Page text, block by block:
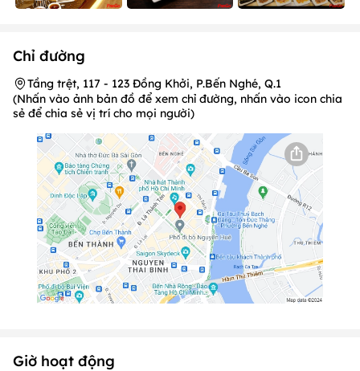
Chỉ đường
Tầng trệt, 117 - 123 Đồng Khởi, P.Bến Nghé, Q.1
(Nhấn vào ảnh bản đồ để xem chỉ đường, nhấn vào icon chia
sẻ để chia sẻ vị trí cho mọi người)
Giờ hoạt động